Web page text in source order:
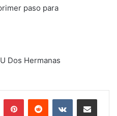
paso para
Dos Hermanas
PinterestReddit VKontakteCompartir por